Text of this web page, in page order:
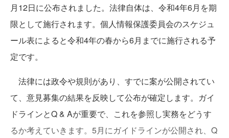
月12日に公布されました。法律自体は、令和4年6月を期
限として施行されます。個人情報保護委員会のスケジュ
ール表によると令和4年の春から6月までに施行される予
定です。
法律には政令や規則があり、すでに案が公開されてい
て、意見募集の結果を反映して公布が確定します。ガイ
ドラインとQ & Aが重要で、これを参照し実務をどうす
るか考えていきます。5月にガイドラインが公開され、Q